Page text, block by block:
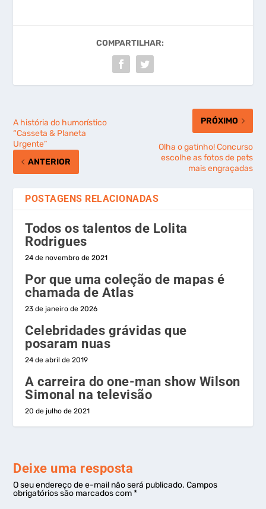
COMPARTILHAR:
A história do humorístico
“Casseta & Planeta
Urgente”
ANTERIOR
PRÓXIMO
Olha o gatinho! Concurso
escolhe as fotos de pets
mais engraçadas
POSTAGENS RELACIONADAS
Todos os talentos de Lolita
Rodrigues
24 de novembro de 2021
Por que uma coleção de mapas é
chamada de Atlas
23 de janeiro de 2026
Celebridades grávidas que
posaram nuas
24 de abril de 2019
A carreira do one-man show Wilson
Simonal na televisão
20 de julho de 2021
Deixe uma resposta
O seu endereço de e-mail não será publicado. Campos
obrigatórios são marcados com*